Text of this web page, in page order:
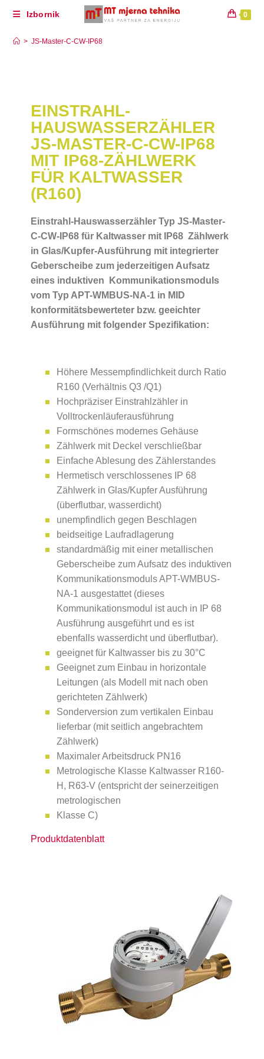
Izbornik 0
> JS-Master-C-CW-IP68
EINSTRAHL-
HAUSWASSERZÄHLER
JS-MASTER-C-CW-IP68
MIT IP68-ZÄHLWERK
FÜR KALTWASSER
(R160)
Einstrahl-Hauswasserzähler Typ JS-Master-
C-CW-IP68 für Kaltwasser mit IP68 Zählwerk
in Glas/Kupfer-Ausführung mit integrierter
Geberscheibe zum jederzeitigen Aufsatz
eines induktiven Kommunikationsmoduls
vom Typ APT-WMBUS-NA-1 in MID
konformitätsbewerteter bzw. geeichter
Ausführung mit folgender Spezifikation:
Höhere Messempfindlichkeit durch Ratio
R160 (Verhältnis Q3 /Q1)
Hochpräziser Einstrahlzähler in
Volltrockenläuferausführung
Formschönes modernes Gehäuse
Zählwerk mit Deckel verschließbar
Einfache Ablesung des Zählerstandes
Hermetisch verschlossenes IP 68
Zählwerk in Glas/Kupfer Ausführung
(überflutbar, wasserdicht)
unempfindlich gegen Beschlagen
beidseitige Laufradlagerung
standardmäßig mit einer metallischen
Geberscheibe zum Aufsatz des induktiven
Kommunikationsmoduls APT-WMBUS-
NA-1 ausgestattet (dieses
Kommunikationsmodul ist auch in IP 68
Ausführung ausgeführt und es ist
ebenfalls wasserdicht und überflutbar).
geeignet für Kaltwasser bis zu 30°C
Geeignet zum Einbau in horizontale
Leitungen (als Modell mit nach oben
gerichteten Zählwerk)
Sonderversion zum vertikalen Einbau
lieferbar (mit seitlich angebrachtem
Zählwerk)
Maximaler Arbeitsdruck PN16
Metrologische Klasse Kaltwasser R160-
H, R63-V (entspricht der seinerzeitigen
metrologischen
Klasse C)
Produktdatenblatt